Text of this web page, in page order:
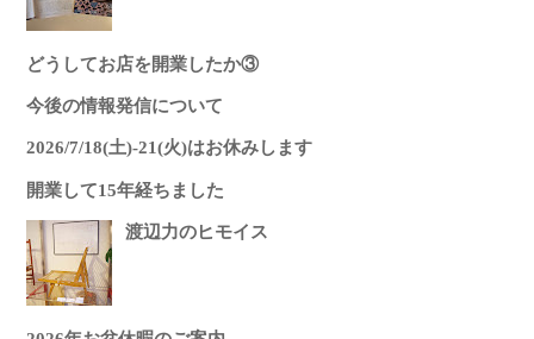
どうしてお店を開業したか③
今後の情報発信について
2026/7/18(土)-21(火)はお休みします
開業して15年経ちました
渡辺力のヒモイス